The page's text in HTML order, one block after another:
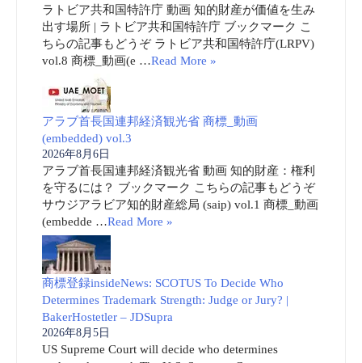
ラトビア共和国特許庁 動画 知的財産が価値を生み
出す場所 | ラトビア共和国特許庁 ブックマーク こ
ちらの記事もどうぞ ラトビア共和国特許庁(LRPV)
vol.8 商標_動画(e …Read More »
アラブ首長国連邦経済観光省 商標_動画
(embedded) vol.3
2026年8月6日
アラブ首長国連邦経済観光省 動画 知的財産：権利
を守るには？ ブックマーク こちらの記事もどうぞ
サウジアラビア知的財産総局 (saip) vol.1 商標_動画
(embedde …Read More »
商標登録insideNews: SCOTUS To Decide Who
Determines Trademark Strength: Judge or Jury? |
BakerHostetler – JDSupra
2026年8月5日
US Supreme Court will decide who determines